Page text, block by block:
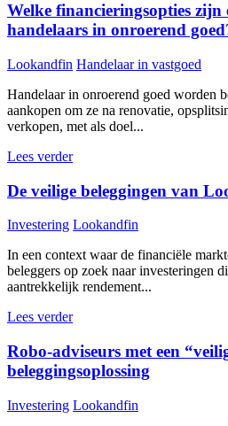
Welke financieringsopties
handelaars in onroerend
Lookandfin Handelaar in vastgoed
Handelaar in onroerend goed worden
aankopen om ze na renovatie,
verkopen, met als doel...
Lees verder
De veilige beleggingen van
Investering Lookandfin
In een context waar de financiële
beleggers op zoek naar investeringen
aantrekkelijk rendement...
Lees verder
Robo-adviseurs met een
beleggingsoplossing
Investering Lookandfin